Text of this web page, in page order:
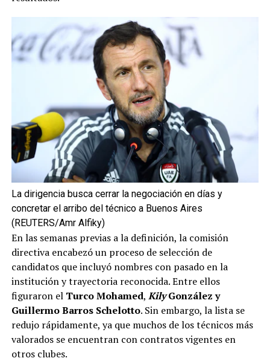
La dirigencia busca cerrar la negociación en días y
concretar el arribo del técnico a Buenos Aires
(REUTERS/Amr Alfiky)
En las semanas previas a la definición, la comisión
directiva encabezó un proceso de selección de
candidatos que incluyó nombres con pasado en la
institución y trayectoria reconocida. Entre ellos
figuraron elTurco Mohamed, KilyGonzález y
Guillermo Barros Schelotto. Sin embargo, la lista se
redujo rápidamente, ya que muchos de los técnicos más
valorados se encuentran con contratos vigentes en
otros clubes.